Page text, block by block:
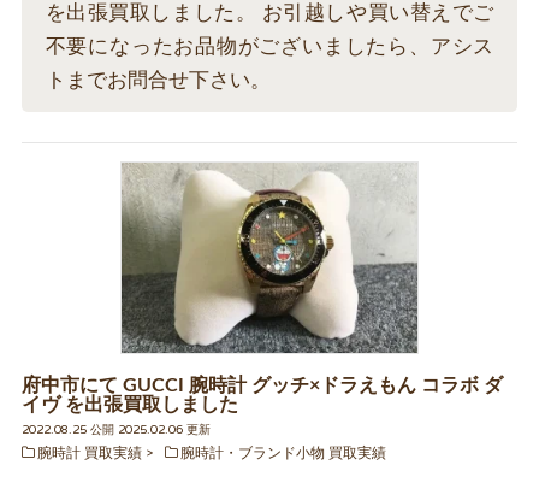
を出張買取しました。 お引越しや買い替えでご
不要になったお品物がございましたら、アシス
トまでお問合せ下さい。
府中市にて GUCCI 腕時計 グッチ×ドラえもん コラボ ダ
イヴ を出張買取しました
2022.08.25 公開 2025.02.06 更新
腕時計 買取実績
腕時計・ブランド小物 買取実績